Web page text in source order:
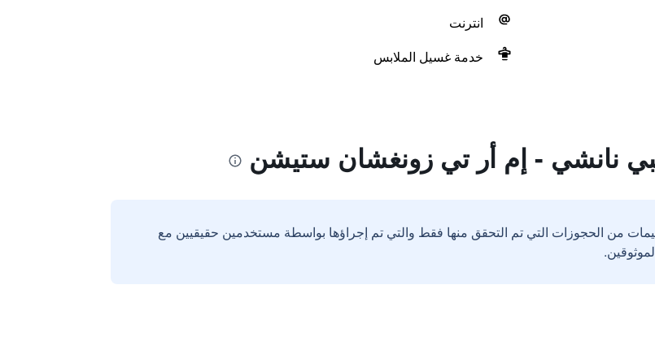
انترنت
خدمة غسيل الملابس
نانشي - إم أر تي زونغشان ستيشن
من الحجوزات التي تم التحقق منها فقط والتي تم إجراؤها بواسطة مستخدمين حقيقيين مع